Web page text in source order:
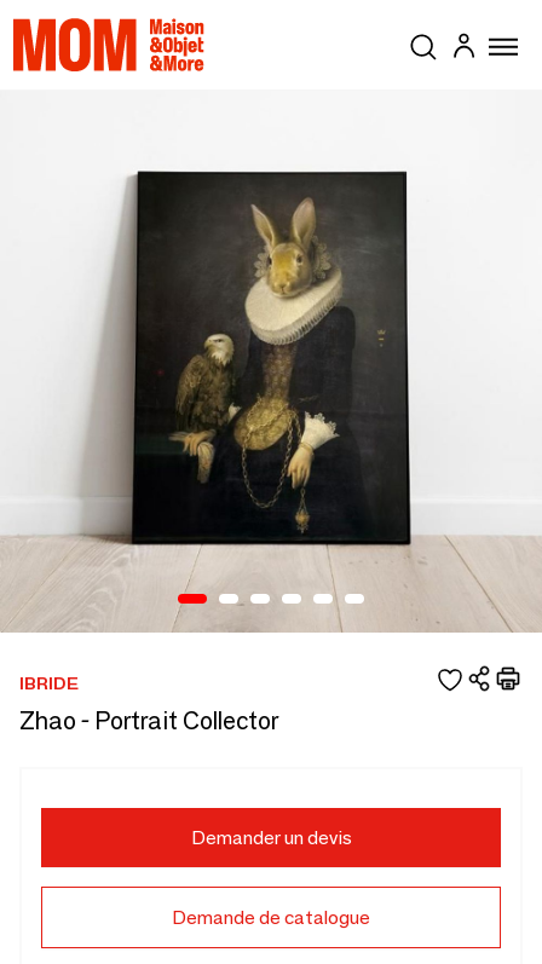
IBRIDE
Zhao - Portrait Collector
Demander un devis
Demande de catalogue